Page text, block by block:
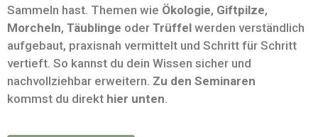
Sammeln hast. Themen wie Ökologie, Giftpilze,
Morcheln, Täublinge oder Trüffel werden verständlich
aufgebaut, praxisnah vermittelt und Schritt für Schritt
vertieft. So kannst du dein Wissen sicher und
nachvollziehbar erweitern. Zu den Seminaren
kommst du direkt hier unten.